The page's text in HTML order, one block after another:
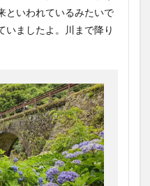
といわれているみたいで
いましたよ。川まで降り